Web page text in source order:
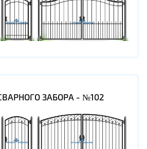
ЗАБОРА - №102